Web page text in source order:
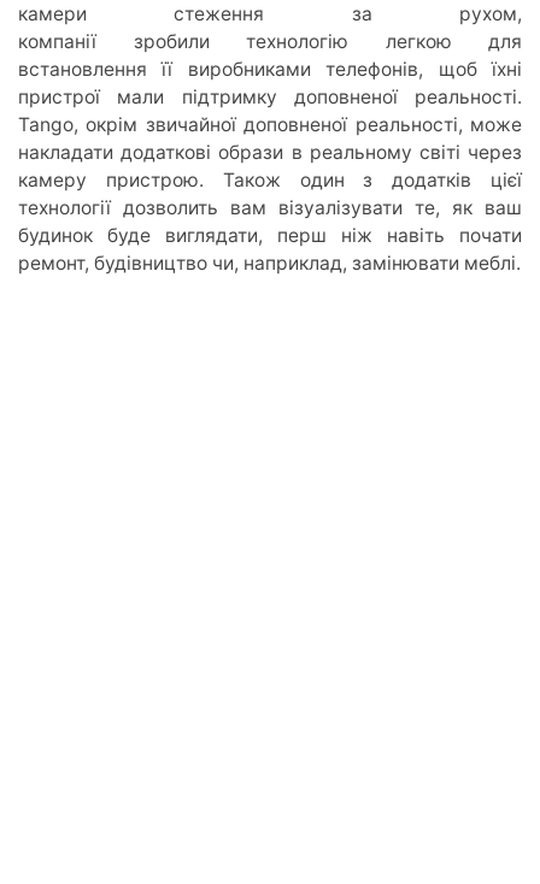
камери стеження за рухом,
компанії зробили технологію легкою для
встановлення її виробниками телефонів, щоб їхні
пристрої мали підтримку доповненої реальності.
Tango, окрім звичайної доповненої реальності, може
накладати додаткові образи в реальному світі через
камеру пристрою. Також один з додатків цієї
технології дозволить вам візуалізувати те, як ваш
будинок буде виглядати, перш ніж навіть почати
ремонт, будівництво чи, наприклад, замінювати меблі.